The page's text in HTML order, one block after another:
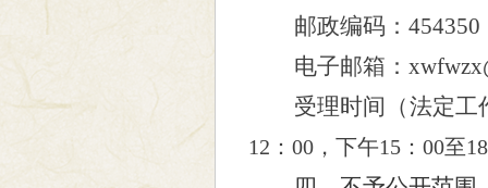
邮政编码：454350
电子邮箱：xwfwzx
受理时间（法定工
12 ： 00，下午15： 00至18